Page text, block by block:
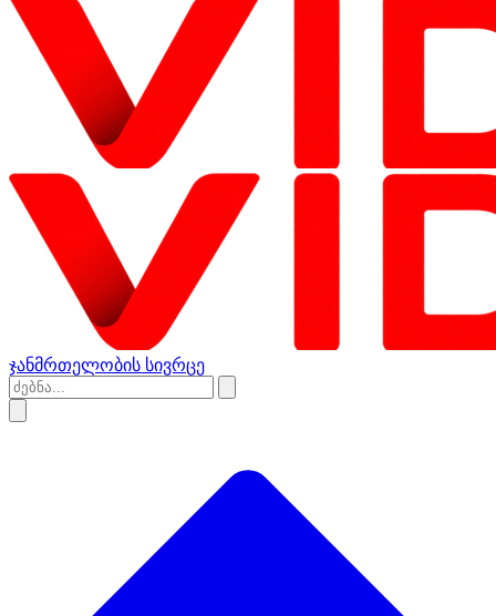
ჯანმრთელობის სივრცე